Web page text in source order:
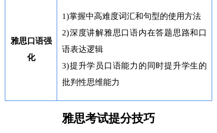
雅思口语强
化
1)掌握中高难度词汇和句型的使用方法
2)深度讲解雅思口语内在答题思路和口
语表达逻辑
3)提升学员口语能力的同时提升学生的
批判性思维能力
雅思考试提分技巧